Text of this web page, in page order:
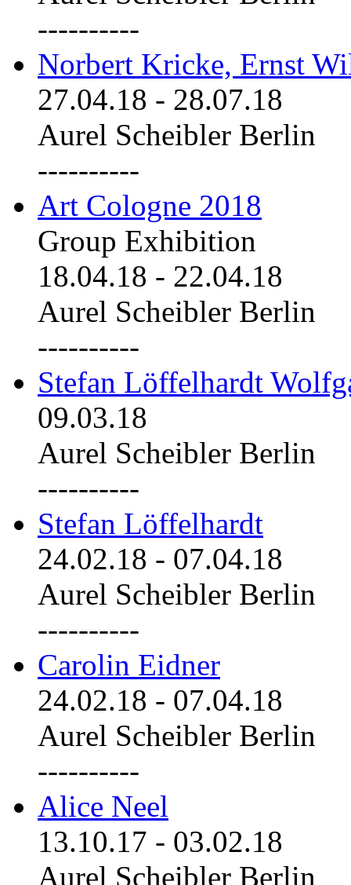
----------
Norbert Kricke, Ernst
27.04.18 - 28.07.18
Aurel Scheibler Berlin
----------
Art Cologne 2018
Group Exhibition
18.04.18 - 22.04.18
Aurel Scheibler Berlin
----------
Stefan Löffelhardt
09.03.18
Aurel Scheibler Berlin
----------
Stefan Löffelhardt
24.02.18 - 07.04.18
Aurel Scheibler Berlin
----------
Carolin Eidner
24.02.18 - 07.04.18
Aurel Scheibler Berlin
----------
Alice Neel
13.10.17 - 03.02.18
Aurel Scheibler Berlin